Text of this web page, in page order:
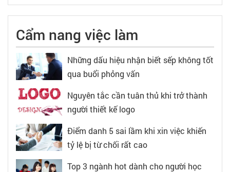
Cẩm nang việc làm
Những dấu hiệu nhận biết sếp không tốt
qua buổi phỏng vấn
Nguyên tắc cần tuân thủ khi trở thành
người thiết kế logo
Điểm danh 5 sai lầm khi xin việc khiến
tỷ lệ bị từ chối rất cao
Top 3 ngành hot dành cho người học